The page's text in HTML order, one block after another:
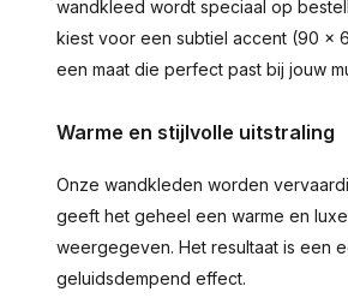
wandkleed wordt speciaal op
kiest voor een subtiel accent (90 ×
een maat die perfect past bij jouw
Warme en stijlvolle uitstraling
Onze wandkleden worden
geeft het geheel een warme en
weergegeven. Het resultaat is een
geluidsdempend effect.